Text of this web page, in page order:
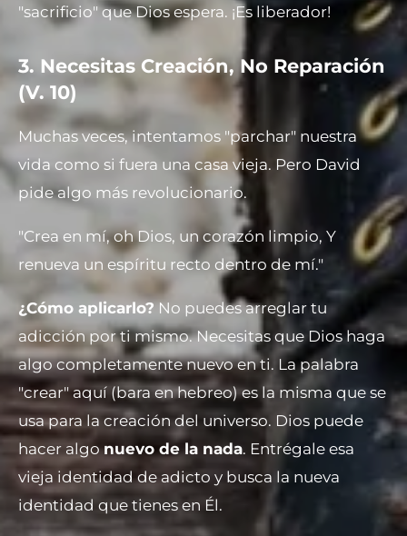
"sacrificio" que Dios espera. ¡Es liberador!
3. Necesitas Creación, No Reparación
(V. 10)
Muchas veces, intentamos "parchar" nuestra
vida como si fuera una casa vieja. Pero David
pide algo más revolucionario.
"Crea en mí, oh Dios, un corazón limpio, Y
renueva un espíritu recto dentro de mí."
¿Cómo aplicarlo?No puedes arreglar tu
adicción por ti mismo. Necesitas que Dios haga
algo completamente nuevo en ti. La palabra
"crear" aquí (bara en hebreo) es la misma que se
usa para la creación del universo. Dios puede
hacer algonuevo de la nada. Entrégale esa
vieja identidad de adicto y busca la nueva
identidad que tienes en Él.